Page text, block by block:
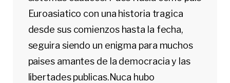
Euroasiatico con una historia tragica
desde sus comienzos hasta la fecha,
seguira siendo un enigma para muchos
paises amantes de la democracia y las
libertades publicas.Nuca hubo